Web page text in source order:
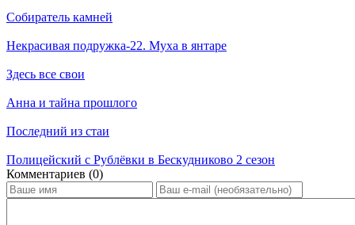
Собиратель камней
Некрасивая подружка-22. Муха в янтаре
Здесь все свои
Анна и тайна прошлого
Последний из стаи
Полицейский с Рублёвки в Бескудниково 2 сезон
Ком­мен­та­ри­ев (0)